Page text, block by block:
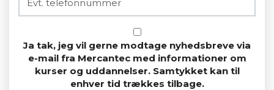
Ja tak, jeg vil gerne modtage nyhedsbreve via
e-mail fra Mercantec med informationer om
kurser og uddannelser. Samtykket kan til
enhver tid trækkes tilbage.